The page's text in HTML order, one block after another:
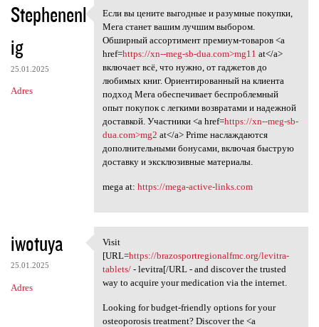
Stephenenl
ig
25.01.2025
Adres
Если вы цените выгодные и
Если вы цените выгодные и разумные покупки,
Мега станет вашим лучшим выбором.
Обширный ассортимент премиум-товаров <a
href=https://xn--meg-sb-dua.com>mg11 at</a>
включает всё, что нужно, от гаджетов до
любимых книг. Ориентированный на клиента
подход Мега обеспечивает беспроблемный
опыт покупок с легкими возвратами и надежной
доставкой. Участники <a href=https://xn--meg-sb-
dua.com>mg2 at</a> Prime наслаждаются
дополнительными бонусами, включая быструю
доставку и эксклюзивные материалы.
mega at: https://mega-active-links.com
iwotuya
25.01.2025
Adres
Visit [URL=https:/
Visit
[URL=https://brazosportregionalfmc.org/levitra-
tablets/- levitra[/URL - and discover the trusted
way to acquire your medication via the internet.
Looking for budget-friendly options for your
osteoporosis treatment? Discover the <a